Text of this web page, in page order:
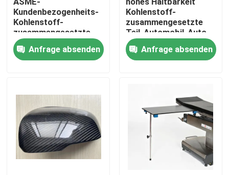
Zu Hause
Produkte
Videos
Über uns
Werksbesichtigung
Kundenbezogenheits-
Kohlenstoff-
zusammengesetzte
Teile befördern
Durchfahrt-Produkte
mit der Eisenbahn
Anfrage absenden
Kohlenstoff-
zusammengesetzte
Teil-Automobil-Auto
Front Lip Wear
Resistance
Anfrage absenden